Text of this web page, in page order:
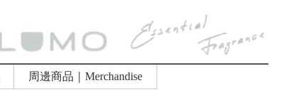
周邊商品｜Merchandise